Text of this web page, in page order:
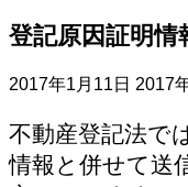
登記原因証明情
2017年1月11日 最
更
新
日
2017
不動産登記法で
情報と併せて送